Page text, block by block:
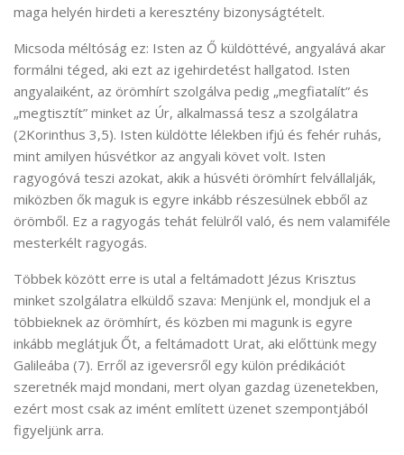
maga helyén hirdeti a keresztény bizonyságtételt.
Micsoda méltóság ez: Isten az Ő küldöttévé, angyalává akar
formálni téged, aki ezt az igehirdetést hallgatod. Isten
angyalaiként, az örömhírt szolgálva pedig „megfiatalít” és
„megtisztít” minket az Úr, alkalmassá tesz a szolgálatra
(2Korinthus 3,5). Isten küldötte lélekben ifjú és fehér ruhás,
mint amilyen húsvétkor az angyali követ volt. Isten
ragyogóvá teszi azokat, akik a húsvéti örömhírt felvállalják,
miközben ők maguk is egyre inkább részesülnek ebből az
örömből. Ez a ragyogás tehát felülről való, és nem valamiféle
mesterkélt ragyogás.
Többek között erre is utal a feltámadott Jézus Krisztus
minket szolgálatra elküldő szava: Menjünk el, mondjuk el a
többieknek az örömhírt, és közben mi magunk is egyre
inkább meglátjuk Őt, a feltámadott Urat, aki előttünk megy
Galileába (7). Erről az igeversről egy külön prédikációt
szeretnék majd mondani, mert olyan gazdag üzenetekben,
ezért most csak az imént említett üzenet szempontjából
figyeljünk arra.